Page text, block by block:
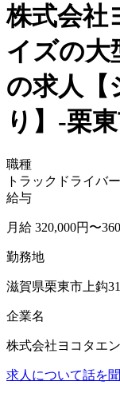
株式会社
イズの大
の求人【
り】-栗
職種
トラックドライバー
給与
月給 320,000円〜
勤務地
滋賀県栗東市上鈎
企業名
株式会社ヨコタエ
求人について話を